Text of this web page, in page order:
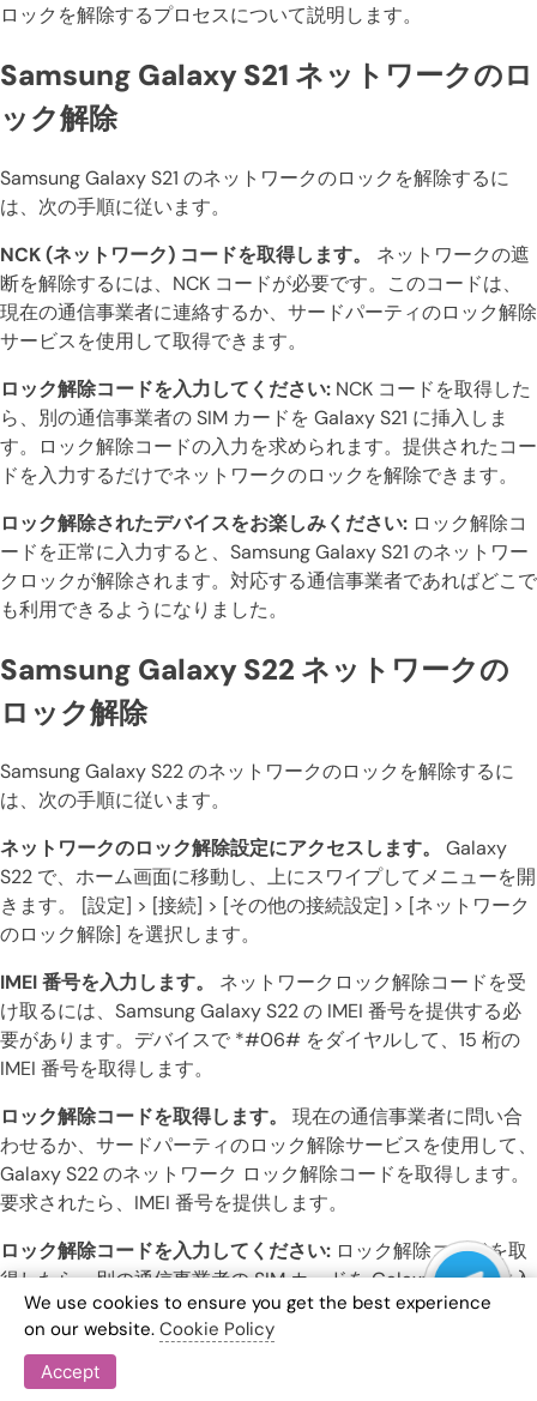
ロックを解除するプロセスについて説明します。
Samsung Galaxy S21 ネットワークのロ
ック解除
Samsung Galaxy S21 のネットワークのロックを解除するに
は、次の手順に従います。
NCK (ネットワーク) コードを取得します。
ネットワークの遮
断を解除するには、NCK コードが必要です。このコードは、
現在の通信事業者に連絡するか、サードパーティのロック解除
サービスを使用して取得できます。
ロック解除コードを入力してください: NCK コードを取得した
ら、別の通信事業者の SIM カードを Galaxy S21 に挿入しま
す。ロック解除コードの入力を求められます。提供されたコー
ドを入力するだけでネットワークのロックを解除できます。
ロック解除されたデバイスをお楽しみください: ロック解除コ
ードを正常に入力すると、Samsung Galaxy S21 のネットワー
クロックが解除されます。対応する通信事業者であればどこで
も利用できるようになりました。
Samsung Galaxy S22 ネットワークの
ロック解除
Samsung Galaxy S22 のネットワークのロックを解除するに
は、次の手順に従います。
ネットワークのロック解除設定にアクセスします。
Galaxy
S22 で、ホーム画面に移動し、上にスワイプしてメニューを開
きます。 [設定] > [接続] > [その他の接続設定] > [ネットワーク
のロック解除] を選択します。
IMEI 番号を入力します。
ネットワークロック解除コードを受
け取るには、Samsung Galaxy S22 の IMEI 番号を提供する必
要があります。デバイスで *#06# をダイヤルして、15 桁の
IMEI 番号を取得します。
ロック解除コードを取得します。
現在の通信事業者に問い合
わせるか、サードパーティのロック解除サービスを使用して、
Galaxy S22 のネットワーク ロック解除コードを取得します。
要求されたら、IMEI 番号を提供します。
ロック解除コードを入力してください: ロック解除コードを取
得したら、別の通信事業者の SIM カードを Galaxy S22 に挿入
します。画面上の指示に従ってロック解除コードを入力し、ネ
ットワークのロックを解除します。
ロック解除されたデバイスをお楽しみください:
We use cookies to ensure you get the best experience
on our website. Cookie Policy
Accept